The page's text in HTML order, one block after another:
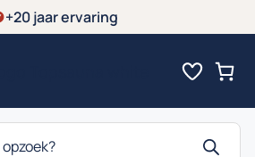
+20 jaar ervaring